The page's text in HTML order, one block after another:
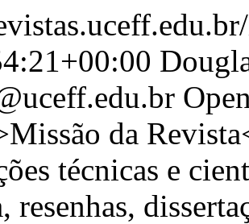
da
técnicas e
resenhas,